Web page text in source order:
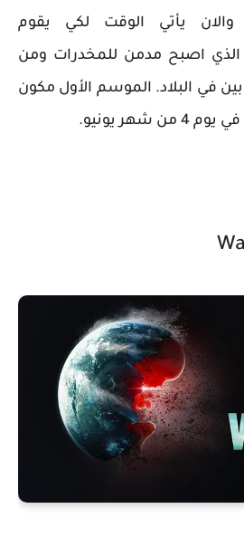
يأتي الوقت لكي يقوم
الذي اصبح مدمن للمخدرات ومن
في البلاد. الموسم الأول مكون